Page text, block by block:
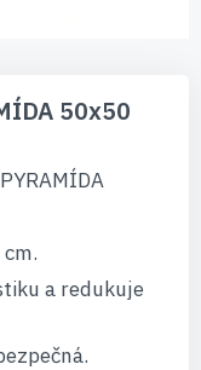
50x50
a redukuje